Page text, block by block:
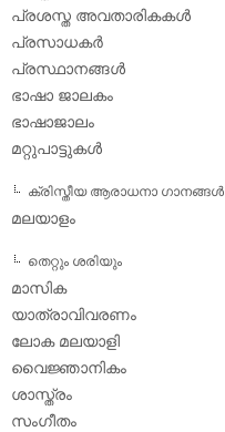
പ്രശസ്ത അവതാരികകള്‍
പ്രസാധകര്‍
പ്രസ്ഥാനങ്ങള്‍
ഭാഷാ ജാലകം
ഭാഷാജാലം
മറ്റുപാട്ടുകള്‍
ക്രിസ്തീയ ആരാധനാ ഗാനങ്ങള്‍
മലയാളം
തെറ്റും ശരിയും
മാസിക
യാത്രാവിവരണം
ലോക മലയാളി
വൈജ്ഞാനികം
ശാസ്ത്രം
സംഗീതം